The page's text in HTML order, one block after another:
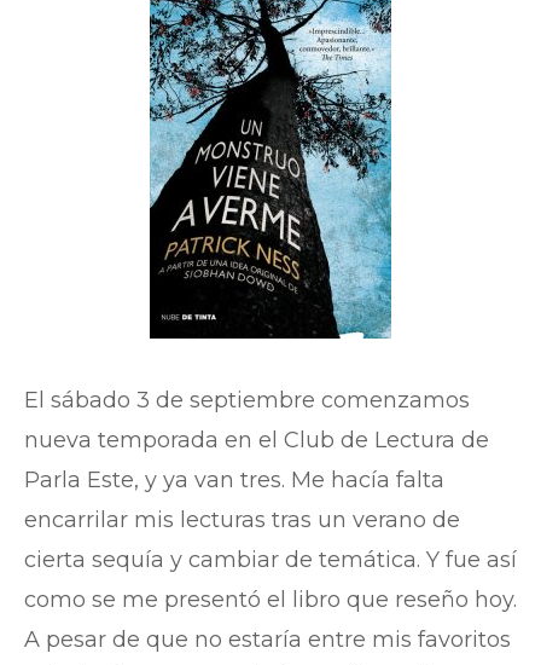
El sábado 3 de septiembre comenzamos
nueva temporada en el Club de Lectura de
Parla Este, y ya van tres. Me hacía falta
encarrilar mis lecturas tras un verano de
cierta sequía y cambiar de temática. Y fue así
como se me presentó el libro que reseño hoy.
A pesar de que no estaría entre mis favoritos